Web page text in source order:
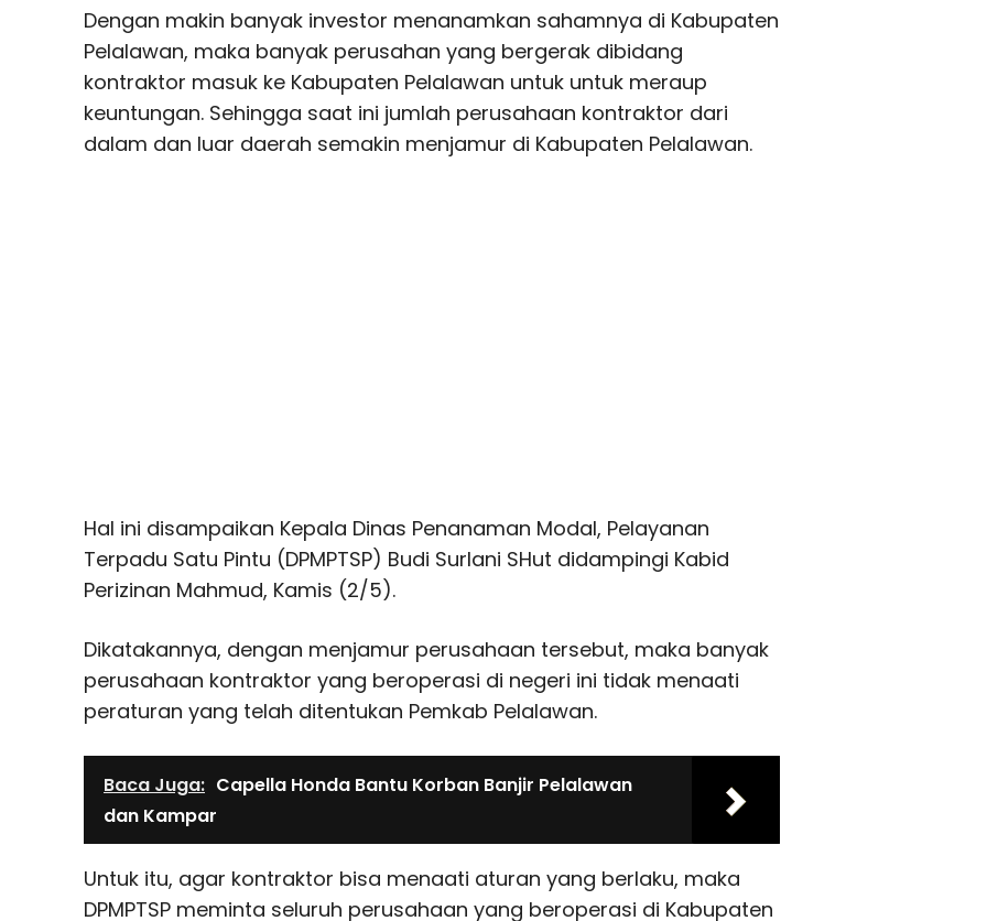
Dengan makin banyak investor menanamkan sahamnya di Kabupaten
Pelalawan, maka banyak perusahan yang bergerak dibidang
kontraktor masuk ke Kabupaten Pelalawan untuk untuk meraup
keuntungan. Sehingga saat ini jumlah perusahaan kontraktor dari
dalam dan luar daerah semakin menjamur di Kabupaten Pelalawan.
Hal ini disampaikan Kepala Dinas Penanaman Modal, Pelayanan
Terpadu Satu Pintu (DPMPTSP) Budi Surlani SHut didampingi Kabid
Perizinan Mahmud, Kamis (2/5).
Dikatakannya, dengan menjamur perusahaan tersebut, maka banyak
perusahaan kontraktor yang beroperasi di negeri ini tidak menaati
peraturan yang telah ditentukan Pemkab Pelalawan.
Baca Juga: Capella Honda Bantu Korban Banjir Pelalawan
dan Kampar
Untuk itu, agar kontraktor bisa menaati aturan yang berlaku, maka
DPMPTSP meminta seluruh perusahaan yang beroperasi di Kabupaten